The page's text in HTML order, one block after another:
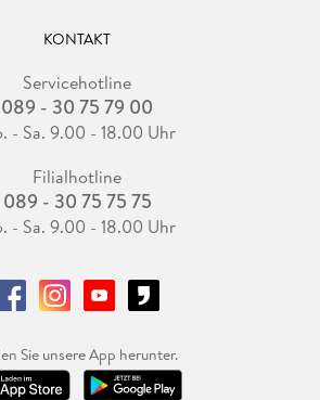
KONTAKT
Servicehotline
089 - 30 75 79 00
- Sa. 9.00 - 18.00 Uhr
Filialhotline
089 - 30 75 75 75
- Sa. 9.00 - 18.00 Uhr
Sie unsere App herunter.